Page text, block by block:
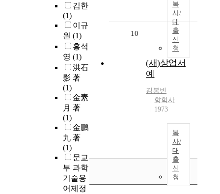
김한
(1)
이규
원 (1)
홍석
영 (1)
洪石
影 著
(1)
金素
月 著
(1)
金鵬
九 著
(1)
문교
부 과학
기술용
어제정
복
사/
대
출
신
청
10
(새)상업서
예
김봉빈
향학사
1973
복
사/
대
출
신
청